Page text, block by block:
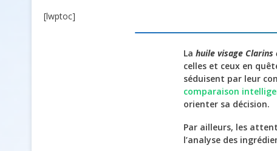
[lwptoc]
La huile visage Clarins
celles et ceux en
séduisent par leur
comparaison
orienter sa décision.
Par ailleurs, les
l’analyse des